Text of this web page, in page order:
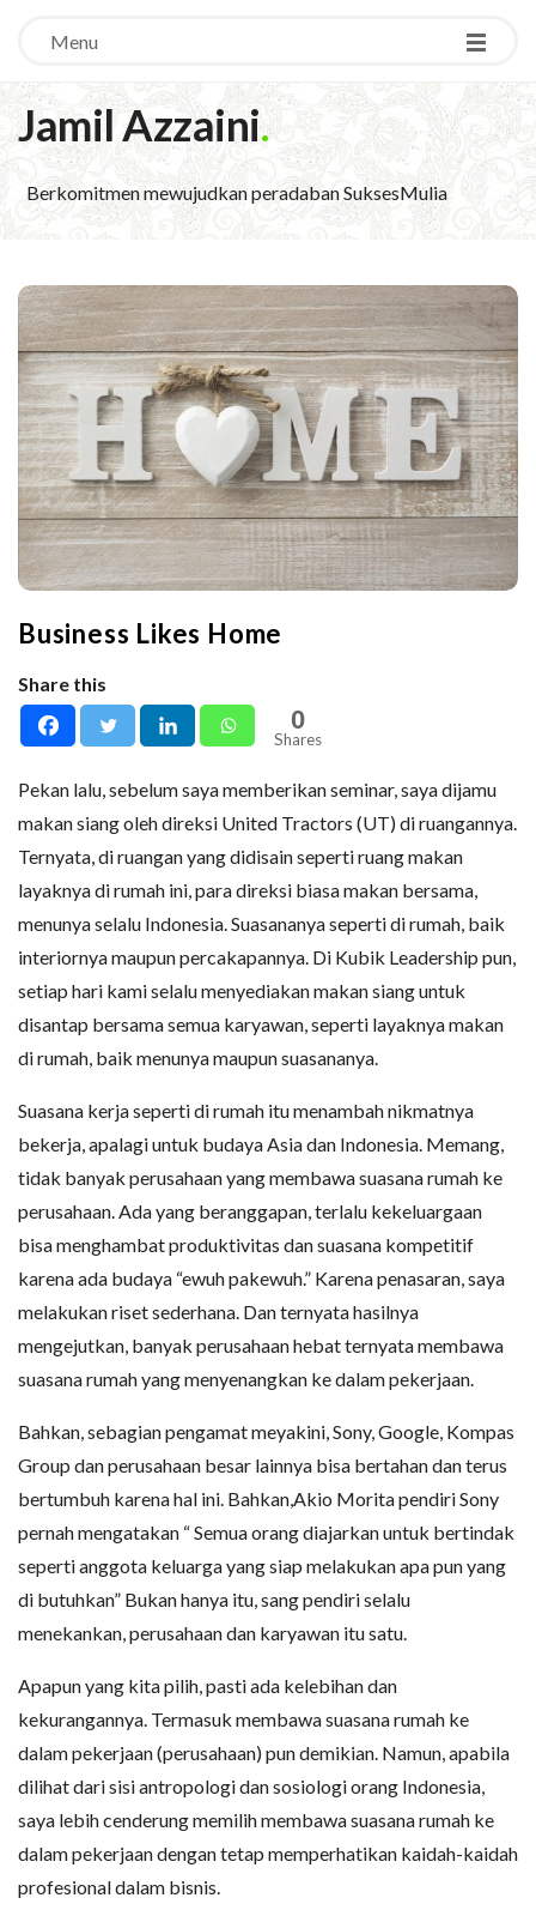
Menu
Jamil Azzaini.
Berkomitmen mewujudkan peradaban SuksesMulia
Business Likes Home
Share this
0
Shares
Pekan lalu, sebelum saya memberikan seminar, saya dijamu
makan siang oleh direksi United Tractors (UT) di ruangannya.
Ternyata, di ruangan yang didisain seperti ruang makan
layaknya di rumah ini, para direksi biasa makan bersama,
menunya selalu Indonesia. Suasananya seperti di rumah, baik
interiornya maupun percakapannya. Di Kubik Leadership pun,
setiap hari kami selalu menyediakan makan siang untuk
disantap bersama semua karyawan, seperti layaknya makan
di rumah, baik menunya maupun suasananya.
Suasana kerja seperti di rumah itu menambah nikmatnya
bekerja, apalagi untuk budaya Asia dan Indonesia. Memang,
tidak banyak perusahaan yang membawa suasana rumah ke
perusahaan. Ada yang beranggapan, terlalu kekeluargaan
bisa menghambat produktivitas dan suasana kompetitif
karena ada budaya “ewuh pakewuh.” Karena penasaran, saya
melakukan riset sederhana. Dan ternyata hasilnya
mengejutkan, banyak perusahaan hebat ternyata membawa
suasana rumah yang menyenangkan ke dalam pekerjaan.
Bahkan, sebagian pengamat meyakini, Sony, Google, Kompas
Group dan perusahaan besar lainnya bisa bertahan dan terus
bertumbuh karena hal ini. Bahkan,Akio Morita pendiri Sony
pernah mengatakan “ Semua orang diajarkan untuk bertindak
seperti anggota keluarga yang siap melakukan apa pun yang
di butuhkan” Bukan hanya itu, sang pendiri selalu
menekankan, perusahaan dan karyawan itu satu.
Apapun yang kita pilih, pasti ada kelebihan dan
kekurangannya. Termasuk membawa suasana rumah ke
dalam pekerjaan (perusahaan) pun demikian. Namun, apabila
dilihat dari sisi antropologi dan sosiologi orang Indonesia,
saya lebih cenderung memilih membawa suasana rumah ke
dalam pekerjaan dengan tetap memperhatikan kaidah-kaidah
profesional dalam bisnis.